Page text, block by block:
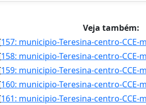
Veja também: